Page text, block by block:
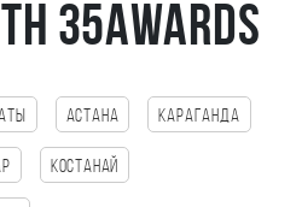
35AWARDS
Астана Караганда
Костанай